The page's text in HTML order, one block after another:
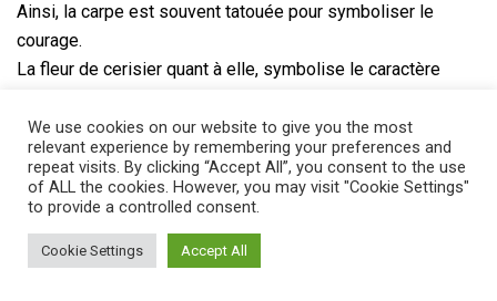
Ainsi, la carpe est souvent tatouée pour symboliser le
courage.
La fleur de cerisier quant à elle, symbolise le caractère
Ensuite, la chrysanthème symbolise la détermination tandis
que la pivoine représente la richesse.
Enfin, il n’est pas rare de trouver des dragons, des images
inspirées d’estampes et des effigies de Bouddhas.
We use cookies on our website to give you the most
relevant experience by remembering your preferences and
repeat visits. By clicking “Accept All”, you consent to the use
of ALL the cookies. However, you may visit "Cookie Settings"
to provide a controlled consent.
Cookie Settings Accept All